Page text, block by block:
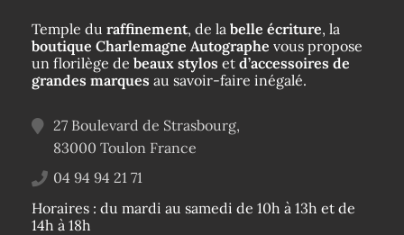
Temple du raffinement, de la belle écriture, la
boutique Charlemagne Autographe vous propose
un florilège de beaux stylos et d’accessoires de
grandes marques au savoir-faire inégalé.
27 Boulevard de Strasbourg,
83000 Toulon France
04 94 94 21 71
Horaires : du mardi au samedi de 10h à 13h et de
14h à 18h